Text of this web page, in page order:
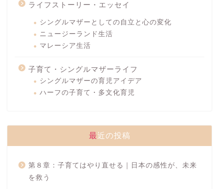
ライフストーリー・エッセイ
シングルマザーとしての自立と心の変化
ニュージーランド生活
マレーシア生活
子育て・シングルマザーライフ
シングルマザーの育児アイデア
ハーフの子育て・多文化育児
最近の投稿
第８章：子育てはやり直せる｜日本の感性が、未来
を救う